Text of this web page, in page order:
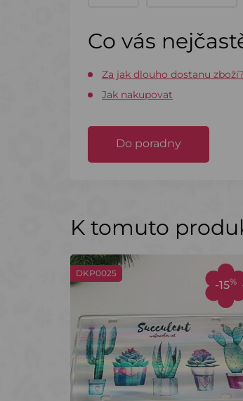
Co vás
Za jak dlouho dostanu
Jak nakupovat
Do poradny
K tomuto
-15%
DKP0025